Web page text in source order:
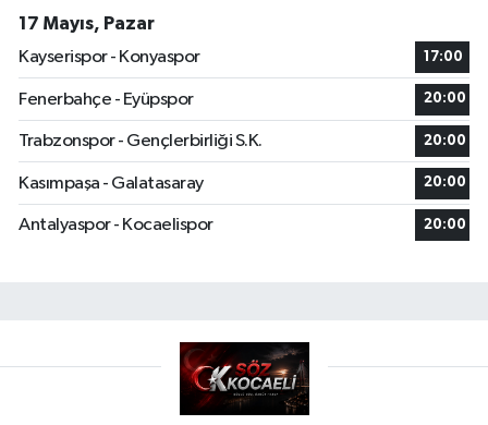
17 Mayıs, Pazar
Kayserispor - Konyaspor
17:00
Fenerbahçe - Eyüpspor 20:00
Trabzonspor - Gençlerbirliği S.K. 20:00
Kasımpaşa - Galatasaray 20:00
Antalyaspor - Kocaelispor 20:00